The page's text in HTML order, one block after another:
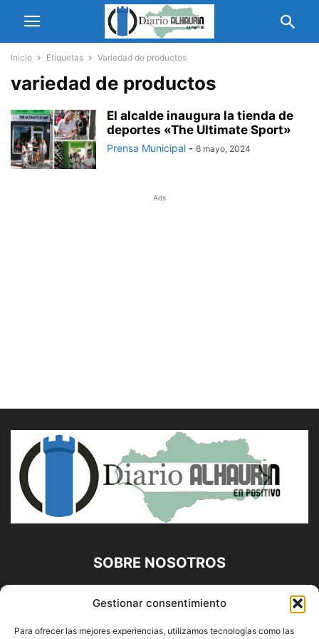
Gestionar consentimiento
Para ofrecer las mejores experiencias, utilizamos tecnologías como las
Inicio Etiquetas Variedad de productos
variedad de productos
El alcalde inaugura la tienda de
deportes «The Ultimate Sport»
Prensa Municipal - 6 mayo, 2024
Ads
SOBRE NOSOTROS
Diario Alhaurín (www.alhaurindelatorre.com) Propiedad de
Francisco E. López López | 639 95 71 95 | Noticias de
Alhaurín de la Torre, Málaga y Provincia|